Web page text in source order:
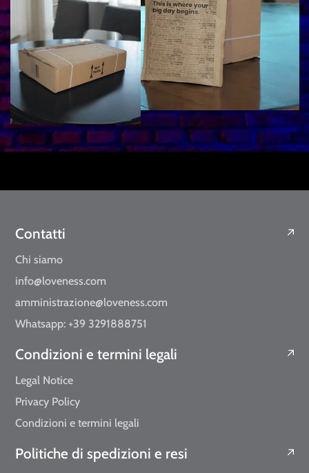
Contatti
Chi siamo
info@loveness.com
amministrazione@loveness.com
Whatsapp: +39 3291888751
Condizioni e termini legali
Legal Notice
Privacy Policy
Condizioni e termini legali
Politiche di spedizioni e resi